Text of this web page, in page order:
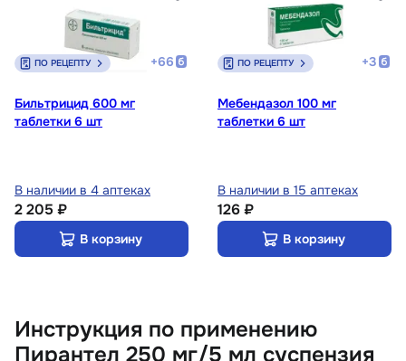
ПО РЕЦЕПТУ +66
Бильтрицид 600 мг
таблетки 6 шт
В наличии в 4 аптеках
2 205 ₽
В корзину
ПО РЕЦЕПТУ +3
Мебендазол 100 мг
таблетки 6 шт
В наличии в 15 аптеках
126 ₽
В корзину
Инструкция по применению
Пирантел 250 мг/5 мл суспензия